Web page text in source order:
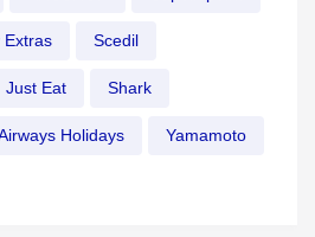
Extras Scedil
Just Eat Shark
Holidays Yamamoto